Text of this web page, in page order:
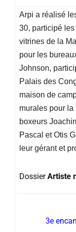
Arpi a réalisé
30, participé
vitrines de la
pour les
Johnson,
Palais des
maison de
murales pour
boxeurs
Pascal et Otis
leur gérant et
DossierArtiste
3e